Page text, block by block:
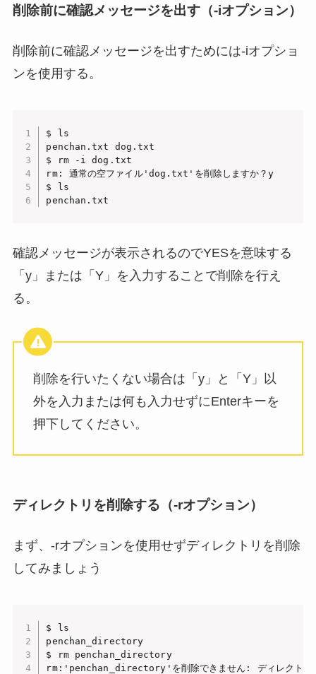
削除前に確認メッセージを出す（-iオプション）
削除前に確認メッセージを出すためには-iオプショ
ンを使用する。
$ ls
penchan.txt dog.txt
$ rm -i dog.txt
rm: 通常の空ファイル'dog.txt'を削除しますか？y
$ ls
penchan.txt
確認メッセージが表示されるのでYESを意味する
「y」または「Y」を入力することで削除を行え
る。
削除を行いたくない場合は「y」と「Y」以
外を入力または何も入力せずにEnterキーを
押下してください。
ディレクトリを削除する（-rオプション）
まず、-rオプションを使用せずディレクトリを削除
してみましょう
$ ls
penchan_directory
$ rm penchan_directory
rm:'penchan_directory'を削除できません: ディレクトリ